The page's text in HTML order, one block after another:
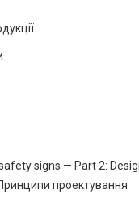
signs — Part 2:
проектування